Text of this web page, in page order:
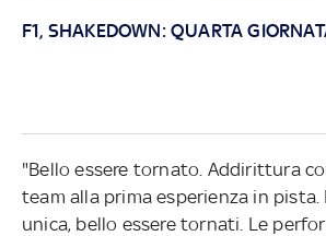
F1, SHAKEDOWN: QUARTA
"Bello essere tornato. Addirittura
team alla prima esperienza in pista.
unica, bello essere tornati. Le